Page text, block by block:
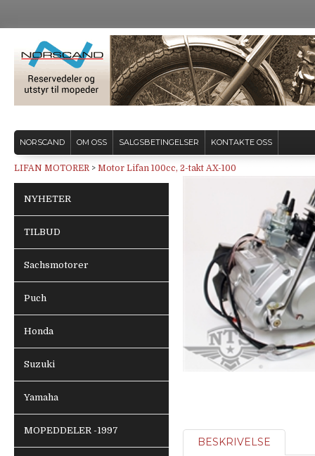
NORSCAND OM OSS SALGSBETINGELSER KONTAKTE OSS
LIFAN MOTORER > Motor Lifan 100cc, 2-takt AX-100
NYHETER
TILBUD
Sachsmotorer
Puch
Honda
Suzuki
Yamaha
MOPEDDELER -1997
BESKRIVELSE